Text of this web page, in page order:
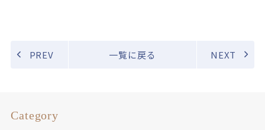
PREV 一覧に戻る NEXT
Category